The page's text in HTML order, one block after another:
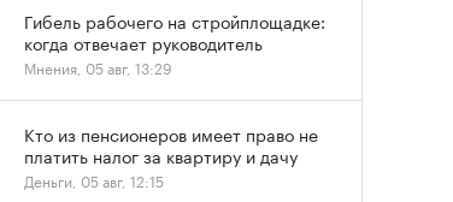
Гибель рабочего на стройплощадке:
когда отвечает руководитель
Мнения, 05 авг, 13:29
Кто из пенсионеров имеет право не
платить налог за квартиру и дачу
Деньги, 05 авг, 12:15